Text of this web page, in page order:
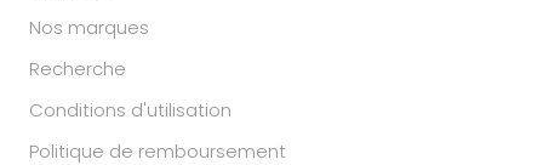
Nos marques
Recherche
Conditions d'utilisation
Politique de remboursement